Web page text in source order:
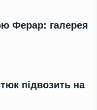
Ферар: галерея
підвозить на